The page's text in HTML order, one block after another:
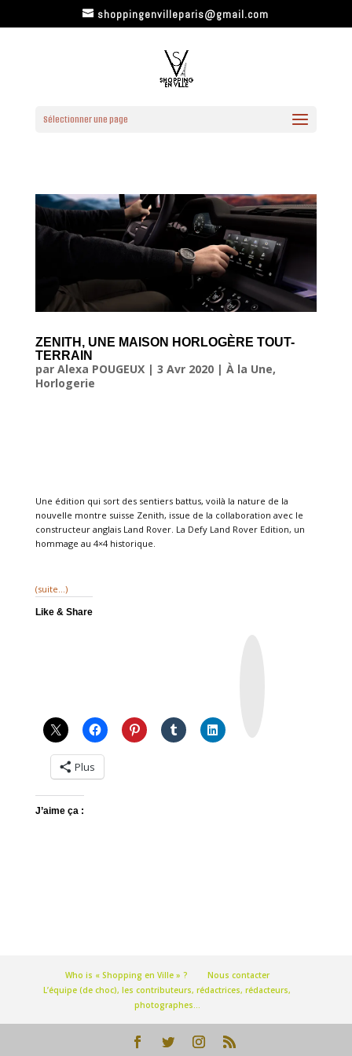
shoppingenvilleparis@gmail.com
Sélectionner une page
ZENITH, UNE MAISON HORLOGÈRE TOUT-
TERRAIN
par Alexa POUGEUX| 3 Avr 2020| À la Une,
Horlogerie
Une édition qui sort des sentiers battus, voilà la nature de la
nouvelle montre suisse Zenith, issue de la collaboration avec le
constructeur anglais Land Rover. La Defy Land Rover Edition, un
hommage au 4×4 historique.
(suite…)
Like & Share
Plus
J’aime ça :
Who is « Shopping en Ville » ?
Nous contacter
L’équipe (de choc), les contributeurs, rédactrices, rédacteurs,
photographes…